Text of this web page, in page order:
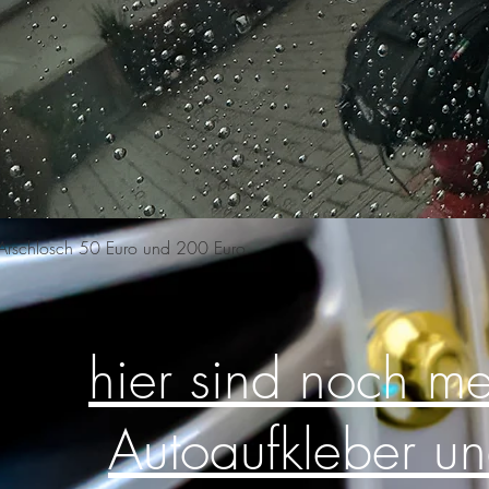
Schnellansicht
50 Euro und 200 Euro
hier sind noch
Autoaufkleber